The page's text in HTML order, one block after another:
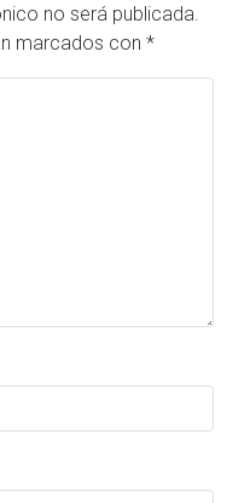
no será publicada.
marcados con *